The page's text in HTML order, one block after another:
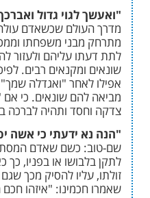
גדול ואברכך ואגדלה
שכשאדם עולה לגדולה
משפחתו וממכריו העניים
עליהם ולעזור להם, וממילא
רבים. לפיכך בירך
"ואגדלה שמך" לא תהיה
שונאים. כי אם "והיה ברכה"
ותהיה לברכה בפי כל. (הדרש
ידעתי כי אשה יפת מראה
כשם שאדם המסתכל בראי, יודע
או בפניו, כך כאשר אדם
להסיק מכך שגם בו עצמו
"איזהו חכם הלומד מכל